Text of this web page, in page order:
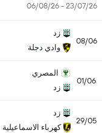
23/07/26 - 06/08/26
08/06
زد
وادي دجلة
01/06
المصري
زد
29/05
زد
كهرباء الاسماعيلية